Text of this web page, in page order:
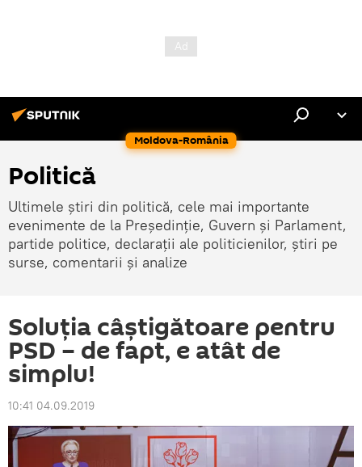
Moldova-România
Politică
Ultimele știri din politică, cele mai importante
evenimente de la Președinție, Guvern și Parlament,
partide politice, declarații ale politicienilor, știri pe
surse, comentarii și analize
Soluția câștigătoare pentru
PSD – de fapt, e atât de
simplu!
10:41 04.09.2019